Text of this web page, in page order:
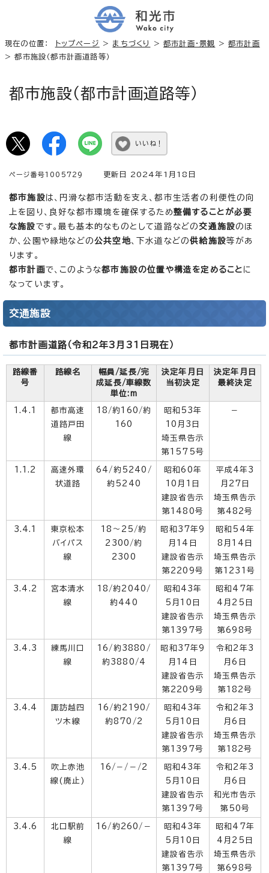
現在の位置： トップページ > まちづくり >都市計画・景観 >都市計画
> 都市施設（都市計画道路等）
都市施設（都市計画道路等）
いいね！
ページ番号1005729 更新日 2024年1月18日
都市施設は、円滑な都市活動を支え、都市生活者の利便性の向
上を図り、良好な都市環境を確保するため整備することが必要
な施設です。最も基本的なものとして道路などの交通施設のほ
か、公園や緑地などの公共空地、下水道などの供給施設等があ
ります。
都市計画で、このような都市施設の位置や構造を定めること に
なっています。
交通施設
都市計画道路（令和2年3月31日現在）
路線番
号
路線名
幅員/延長/完
成延長/車線数
単位:m
決定年月日
当初決定
決定年月日
最終決定
1.4.1
都市高速
道路戸田
線
18/約160/約
160
昭和53年
10月3日
埼玉県告示
第1575号
－
1.1.2
高速外環
状道路
64/約5240/
約5240
昭和60年
10月1日
建設省告示
第1480号
平成4年3
月27日
埼玉県告示
第482号
3.4.1
東京松本
バイパス
線
18～25/約
2300/約
2300
昭和37年9
月14日
建設省告示
第2209号
昭和54年
8月14日
埼玉県告示
第1231号
3.4.2
宮本清水
線
18/約2040/
約440
昭和43年
5月10日
建設省告示
第1397号
昭和47年
4月25日
埼玉県告示
第698号
3.4.3
練馬川口
線
16/約3880/
約3880/4
昭和37年9
月14日
建設省告示
第2209号
令和2年3
月6日
埼玉県告示
第182号
3.4.4
諏訪越四
ツ木線
16/約2190/
約870/2
昭和43年
5月10日
建設省告示
第1397号
令和2年3
月6日
埼玉県告示
第182号
3.4.5
吹上赤池
線(廃止)
16/－/－/2
昭和43年
5月10日
建設省告示
第1397号
令和2年3
月6日
和光市告示
第50号
3.4.6
北口駅前
線
16/約260/－
昭和43年
5月10日
建設省告示
第1397号
昭和47年
4月25日
埼玉県告示
第698号